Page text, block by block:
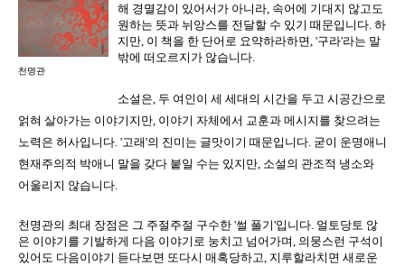
천명관
해 경멸감이 있어서가 아니라, 속어에 기대지 않고도
원하는 뜻과 뉘앙스를 전달할 수 있기 때문입니다. 하
지만, 이 책을 한 단어로 요약하라하면, '구라'라는 말
밖에 떠오르지가 않습니다.
소설은, 두 여인이 세 세대의 시간을 두고 시공간으로
얽혀 살아가는 이야기지만, 이야기 자체에서 교훈과 메시지를 찾으려는
노력은 허사입니다. '고래'의 진미는 글맛이기 때문입니다. 굳이 운명애니
현재주의적 박애니 말을 갖다 붙일 수는 있지만, 소설의 관조적 냉소와
어울리지 않습니다.
천명관의 최대 장점은 그 주절주절 구수한 '썰 풀기'입니다. 얼토당토 않
은 이야기를 기발하게 다음 이야기로 눙치고 넘어가며, 의뭉스런 구석이
있어도 다음이야기 듣다보면 또다시 매혹당하고, 지루할라치면 새로운